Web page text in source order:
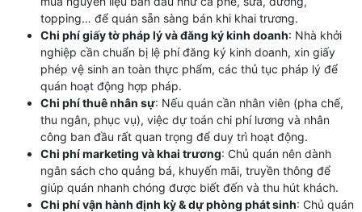
topping… để quán sẵn sàng bán khi khai trương.
Chi phí giấy tờ pháp lý và đăng ký kinh doanh: Nhà khởi
nghiệp cần chuẩn bị lệ phí đăng ký kinh doanh, xin giấy
phép vệ sinh an toàn thực phẩm, các thủ tục pháp lý để
quán hoạt động hợp pháp.
Chi phí thuê nhân sự: Nếu quán cần nhân viên (pha chế,
thu ngân, phục vụ), việc dự toán chi phí lương và nhân
công ban đầu rất quan trọng để duy trì hoạt động.
Chi phí marketing và khai trương: Chủ quán nên dành
ngân sách cho quảng bá, khuyến mãi, truyền thông để
giúp quán nhanh chóng được biết đến và thu hút khách.
Chi phí vận hành định kỳ & dự phòng phát sinh: Chủ quán